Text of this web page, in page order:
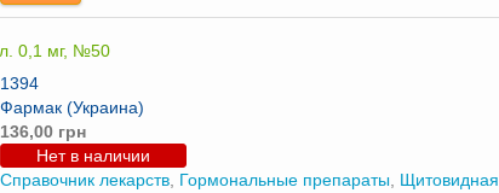
0,1 мг, №50
1394
Фармак (Украина)
136,00 грн
Нет в наличии
Справочник лекарств Гормональные препараты Щитовидная